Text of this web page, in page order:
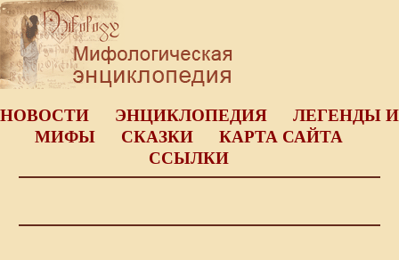
НОВОСТИ ЭНЦИКЛОПЕДИЯ
ЛЕГЕНДЫ И
МИФЫ
СКАЗКИ
КАРТА САЙТА
ССЫЛКИ